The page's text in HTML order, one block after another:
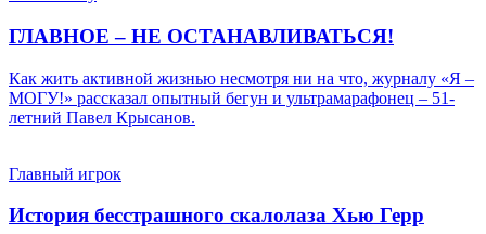
ГЛАВНОЕ – НЕ ОСТАНАВЛИВАТЬСЯ!
Как жить активной жизнью несмотря ни на что, журналу «Я –
МОГУ!» рассказал опытный бегун и ультрамарафонец – 51-
летний Павел Крысанов.
Главный игрок
История бесстрашного скалолаза Хью Герр